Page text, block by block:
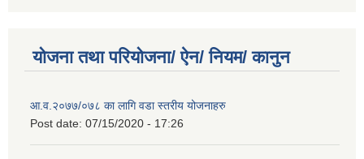
योजना तथा परियोजना/ ऐन/ नियम/ कानुन
आ.व.२०७७/०७८ का लागि वडा स्तरीय योजनाहरु
Post date: 07/15/2020 - 17:26